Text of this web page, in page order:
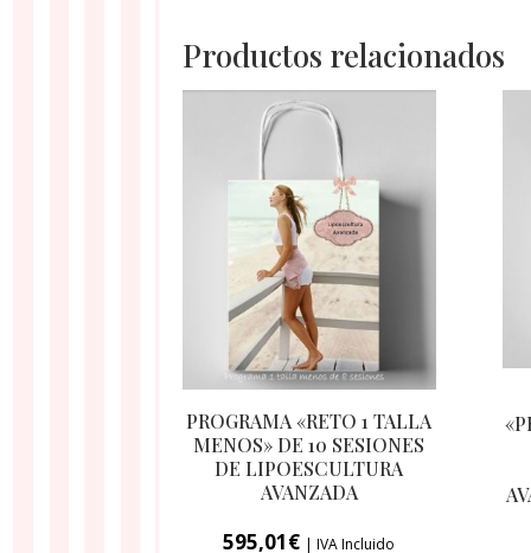
Productos relacionados
PROGRAMA «RETO 1 TALLA
MENOS» DE 10 SESIONES
DE LIPOESCULTURA
AVANZADA
595,01€ | IVA Incluido